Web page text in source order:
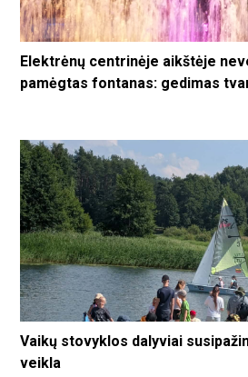
Elektrėnų centrinėje aikštėje
pamėgtas fontanas: gedimas
Vaikų stovyklos dalyviai
veikla